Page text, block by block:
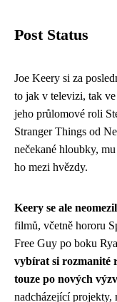
Post Status
Joe Keery si za
to jak v televizi, tak
jeho průlomové roli
Stranger Things od
nečekané hloubky,
ho mezi hvězdy.
Keery se ale
filmů, včetně hororu
Free Guy po boku
vybírat si rozmanité
touze po nových
nadcházející projekty,